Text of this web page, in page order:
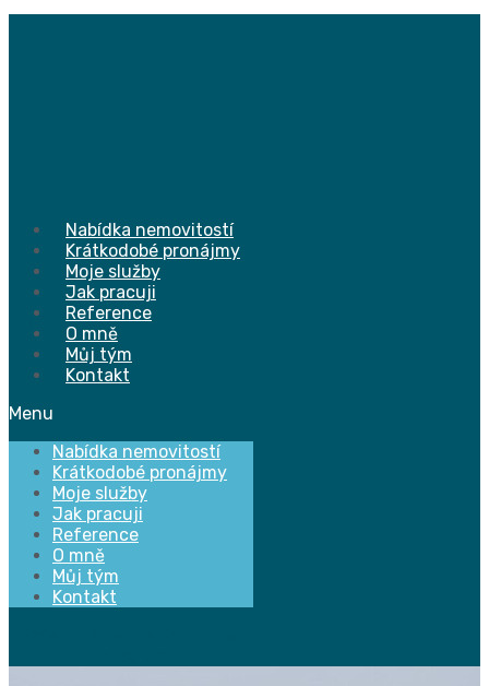
Přejít
Nabídka nemovitostí
Krátkodobé pronájmy
Moje služby
Jak pracuji
Reference
O mně
Můj tým
Kontakt
Menu
Nabídka nemovitostí
Krátkodobé pronájmy
Moje služby
Jak pracuji
Reference
O mně
Můj tým
Kontakt